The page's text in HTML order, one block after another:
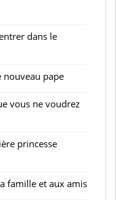
dans le
nouveau pape
vous ne voudrez
princesse
famille et aux amis